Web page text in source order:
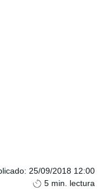
: 25/09/2018 12:00
5 min. lectura